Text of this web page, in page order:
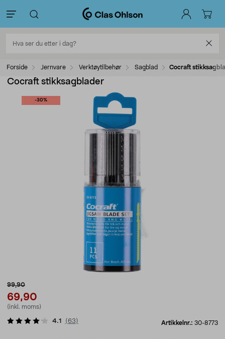
Forside Jernvare Verktøytilbehør Sagblad Cocraft
Cocraft stikksagblader
-30%
99,90
69,90
(inkl. moms)
Artikkelnr.: 30-8773
4.1 (63)